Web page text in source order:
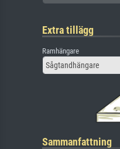
Extra tillägg
Ramhängare
Sågtandhängare
Sammanfattning